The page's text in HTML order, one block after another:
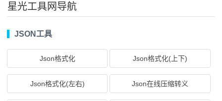
星光工具网导航
JSON工具
Json格式化 Json格式化(上下)
Json格式化(左右) Json在线压缩转义